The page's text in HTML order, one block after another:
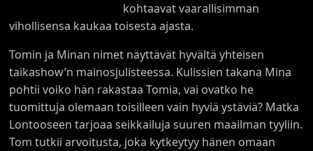
kohtaavat vaarallisimman
vihollisensa kaukaa toisesta ajasta.
Tomin ja Minan nimet näyttävät hyvältä yhteisen
taikashow’n mainosjulisteessa. Kulissien takana Mina
pohtii voiko hän rakastaa Tomia, vai ovatko he
tuomittuja olemaan toisilleen vain hyviä ystäviä? Matka
Lontooseen tarjoaa seikkailuja suuren maailman tyyliin.
Tom tutkii arvoitusta, joka kytkeytyy hänen omaan